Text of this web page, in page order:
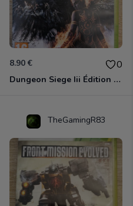
8.90 € 0
Dungeon Siege Iii Édition Limitée - Vf Intégrale Xbox 360
TheGamingR83